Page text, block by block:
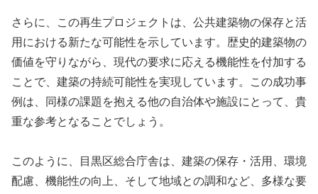
さらに、この再生プロジェクトは、公共建築物の保存と活
用における新たな可能性を示しています。歴史的建築物の
価値を守りながら、現代の要求に応える機能性を付加する
ことで、建築の持続可能性を実現しています。この成功事
例は、同様の課題を抱える他の自治体や施設にとって、貴
重な参考となることでしょう。
このように、目黒区総合庁舎は、建築の保存・活用、環境
配慮、機能性の向上、そして地域との調和など、多様な要